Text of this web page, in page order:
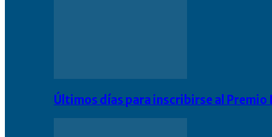
Últimos días para inscribirse al Premio